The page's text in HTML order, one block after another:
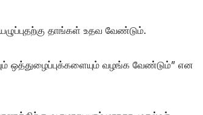
தாங்கள் உதவ வேண்டும்.
ஒத்துழைப்புக்களையும் வழங்க வேண்டும்” என